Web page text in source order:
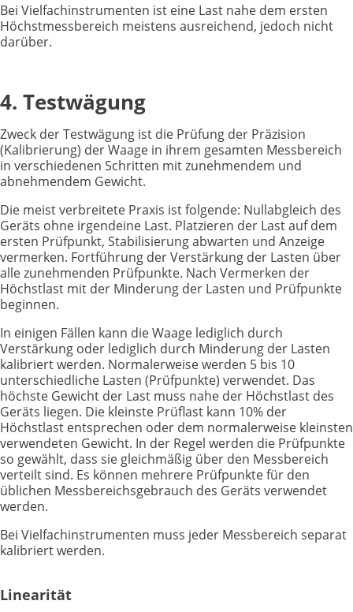
Bei Vielfachinstrumenten ist eine Last nahe dem ersten
Höchstmessbereich meistens ausreichend, jedoch nicht
darüber.
4. Testwägung
Zweck der Testwägung ist die Prüfung der Präzision
(Kalibrierung) der Waage in ihrem gesamten Messbereich
in verschiedenen Schritten mit zunehmendem und
abnehmendem Gewicht.
Die meist verbreitete Praxis ist folgende: Nullabgleich des
Geräts ohne irgendeine Last. Platzieren der Last auf dem
ersten Prüfpunkt, Stabilisierung abwarten und Anzeige
vermerken. Fortführung der Verstärkung der Lasten über
alle zunehmenden Prüfpunkte. Nach Vermerken der
Höchstlast mit der Minderung der Lasten und Prüfpunkte
beginnen.
In einigen Fällen kann die Waage lediglich durch
Verstärkung oder lediglich durch Minderung der Lasten
kalibriert werden. Normalerweise werden 5 bis 10
unterschiedliche Lasten (Prüfpunkte) verwendet. Das
höchste Gewicht der Last muss nahe der Höchstlast des
Geräts liegen. Die kleinste Prüflast kann 10% der
Höchstlast entsprechen oder dem normalerweise kleinsten
verwendeten Gewicht. In der Regel werden die Prüfpunkte
so gewählt, dass sie gleichmäßig über den Messbereich
verteilt sind. Es können mehrere Prüfpunkte für den
üblichen Messbereichsgebrauch des Geräts verwendet
werden.
Bei Vielfachinstrumenten muss jeder Messbereich separat
kalibriert werden.
Linearität